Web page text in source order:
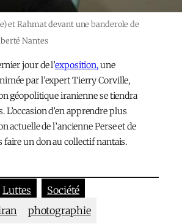
et Rahmat devant une banderole de
Nantes
jour de l’exposition,une
par l’expert Tierry Corville,
géopolitique iranienne se tiendra
L’occasion d’en apprendreplus
actuelle de l’ancienne Perse et de
faire un don au collectif nantais.
Luttes
Société
photographie